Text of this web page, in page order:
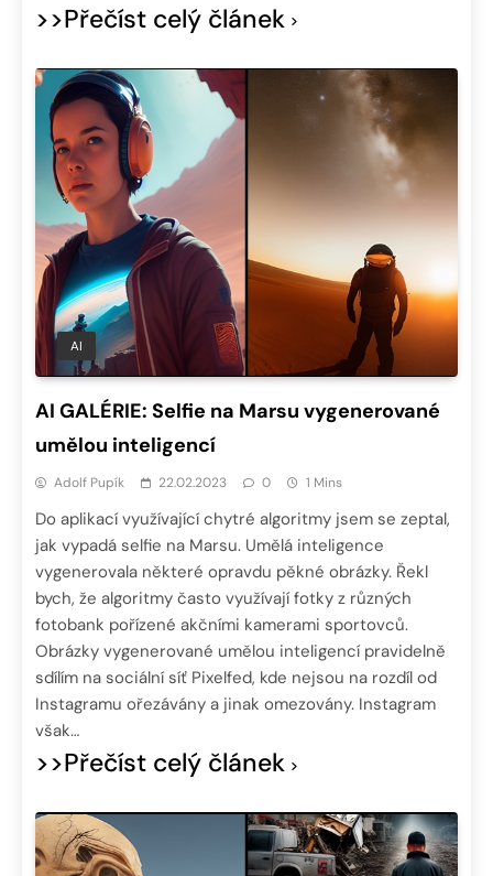
>>Přečíst celý článek
AI
AI GALÉRIE: Selfie na Marsu vygenerované
umělou inteligencí
Adolf Pupík 22.02.2023 0 1 Mins
Do aplikací využívající chytré algoritmy jsem se zeptal,
jak vypadá selfie na Marsu. Umělá inteligence
vygenerovala některé opravdu pěkné obrázky. Řekl
bych, že algoritmy často využívají fotky z různých
fotobank pořízené akčními kamerami sportovců.
Obrázky vygenerované umělou inteligencí pravidelně
sdílím na sociální síť Pixelfed, kde nejsou na rozdíl od
Instagramu ořezávány a jinak omezovány. Instagram
však…
>>Přečíst celý článek